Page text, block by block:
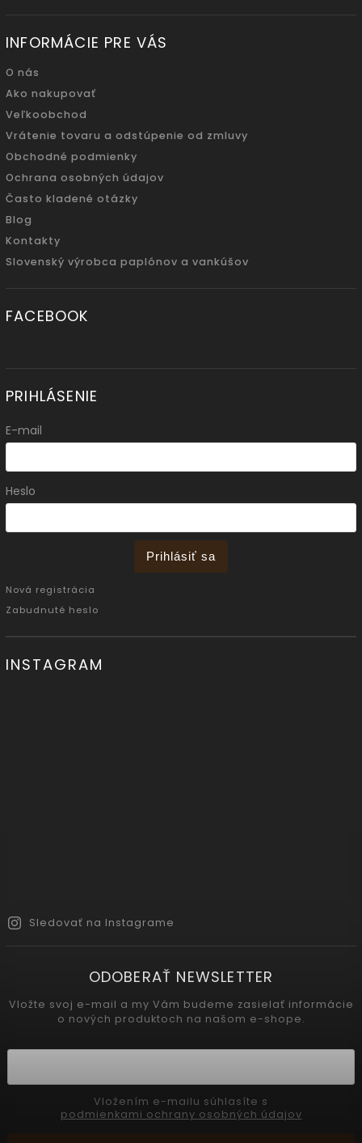
INFORMÁCIE PRE VÁS
O nás
Ako nakupovať
Veľkoobchod
Vrátenie tovaru a odstúpenie od zmluvy
Obchodné podmienky
Ochrana osobných údajov
Často kladené otázky
Blog
Kontakty
Slovenský výrobca paplónov a vankúšov
FACEBOOK
PRIHLÁSENIE
E-mail
Heslo
Prihlásiť sa
Nová registrácia
Zabudnuté heslo
INSTAGRAM
Sledovať na Instagrame
ODOBERAŤ NEWSLETTER
Vložte svoj e-mail a my Vám budeme zasielať informácie
o nových produktoch na našom e-shope.
podmienkami ochrany osobných údajov